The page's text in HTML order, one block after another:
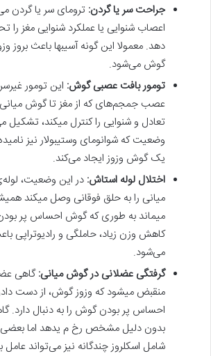
جراحت سر یا گردن: ترومای سر یا گردن
اعصاب شنوایی یا عملکرد شنوایی مغز را
دهد. معمولا این گونه آسیبها باعث
گوش می‌شود.
تومور بافت عصبی گوش: این تومور
عصب جمجم‌های که از مغز تا گوش
تعادل و شنوایی را کنترل میکند، تشکیل
وضعیت که شوانومای وستیبولار نیز
یک گوش وزوز ایجاد می‌کند.
اختلال لوله استاش:در این وضعیت،
میانی را به حلق فوقانی وصل میکند
میماند به طوری که گوش احساس پر
کاهش وزن زیاد، حاملگی و رادیوتراپی
می‌شود.
گرفتگی عضلانی در گوش میانی:گاهی
منقبض میشود که وزوز گوش، از دست
احساس پر بودن گوش را به دنبال دارد.
بدون دلیل مشخص رخ م یدهد اما
شامل اسکلروز چندگانه نیز می‌تواند عامل